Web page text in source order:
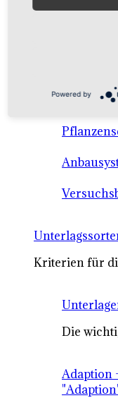
Kriterien für
Die
Adaption
Powered by